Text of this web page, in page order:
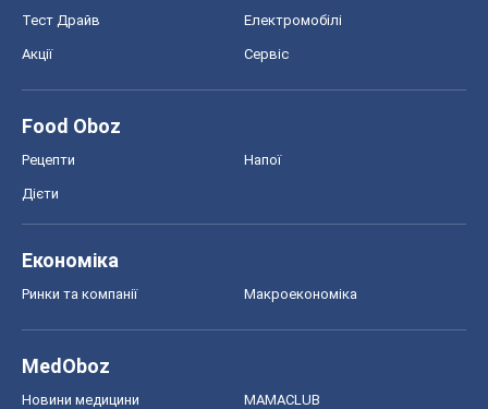
Тест Драйв Електромобілі
Акції Сервіс
Food Oboz
Рецепти Напої
Дієти
Економіка
Ринки та компанії Макроекономіка
MedOboz
Новини медицини MAMACLUB